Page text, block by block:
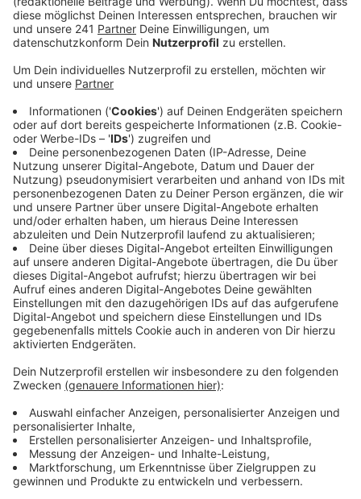
Unbekannter auf der Wupperwiese im Bereich der
Bonner Straße einen 35-jährigen Leverkusener mit
einer Pistole bedroht und Bargeld und Handy
gefordert haben.
Anzeige
Beides konnte er laut Polizei erbeuten und in Richtung
Raoul-Wallenberg-Straße flüchten. Das Opfer sei dem
Täter nach eigenen Angaben kurz gefolgt und habe
gesehen wie dieser sein Handy in ein Gebüsch
geworfen hatte. Der 35-Jährige beschreibt den
Verdächtigen als etwa 1,80 Meter groß, mit einem
dunklen Teint und auffälliger Kleidung, darunter einen
roten Pullover, eine schwarze Basecap der Marke
"Nike" sowie eine blaue Jogginghose. Zudem soll er
auch eine FFP2-Maske getragen haben.
Zeugen, die Angaben zum Tatgeschehen oder der
Identität des Unbekannten machen können, werden
gebeten, sich unter der Rufnummer 0221 229-0 oder
per E-Mail an poststelle.koeln@polizei.nrw.de beim
Kriminalkommissariat 14 zu melden.